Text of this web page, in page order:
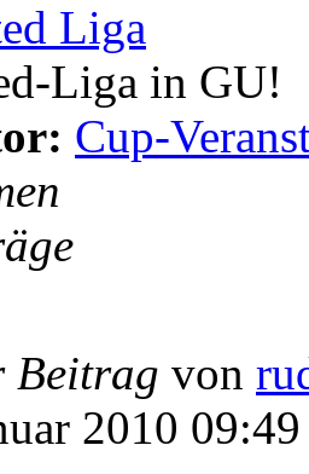
Liga
Liga in GU!
Cup-
Beitrag von
2010 09:49